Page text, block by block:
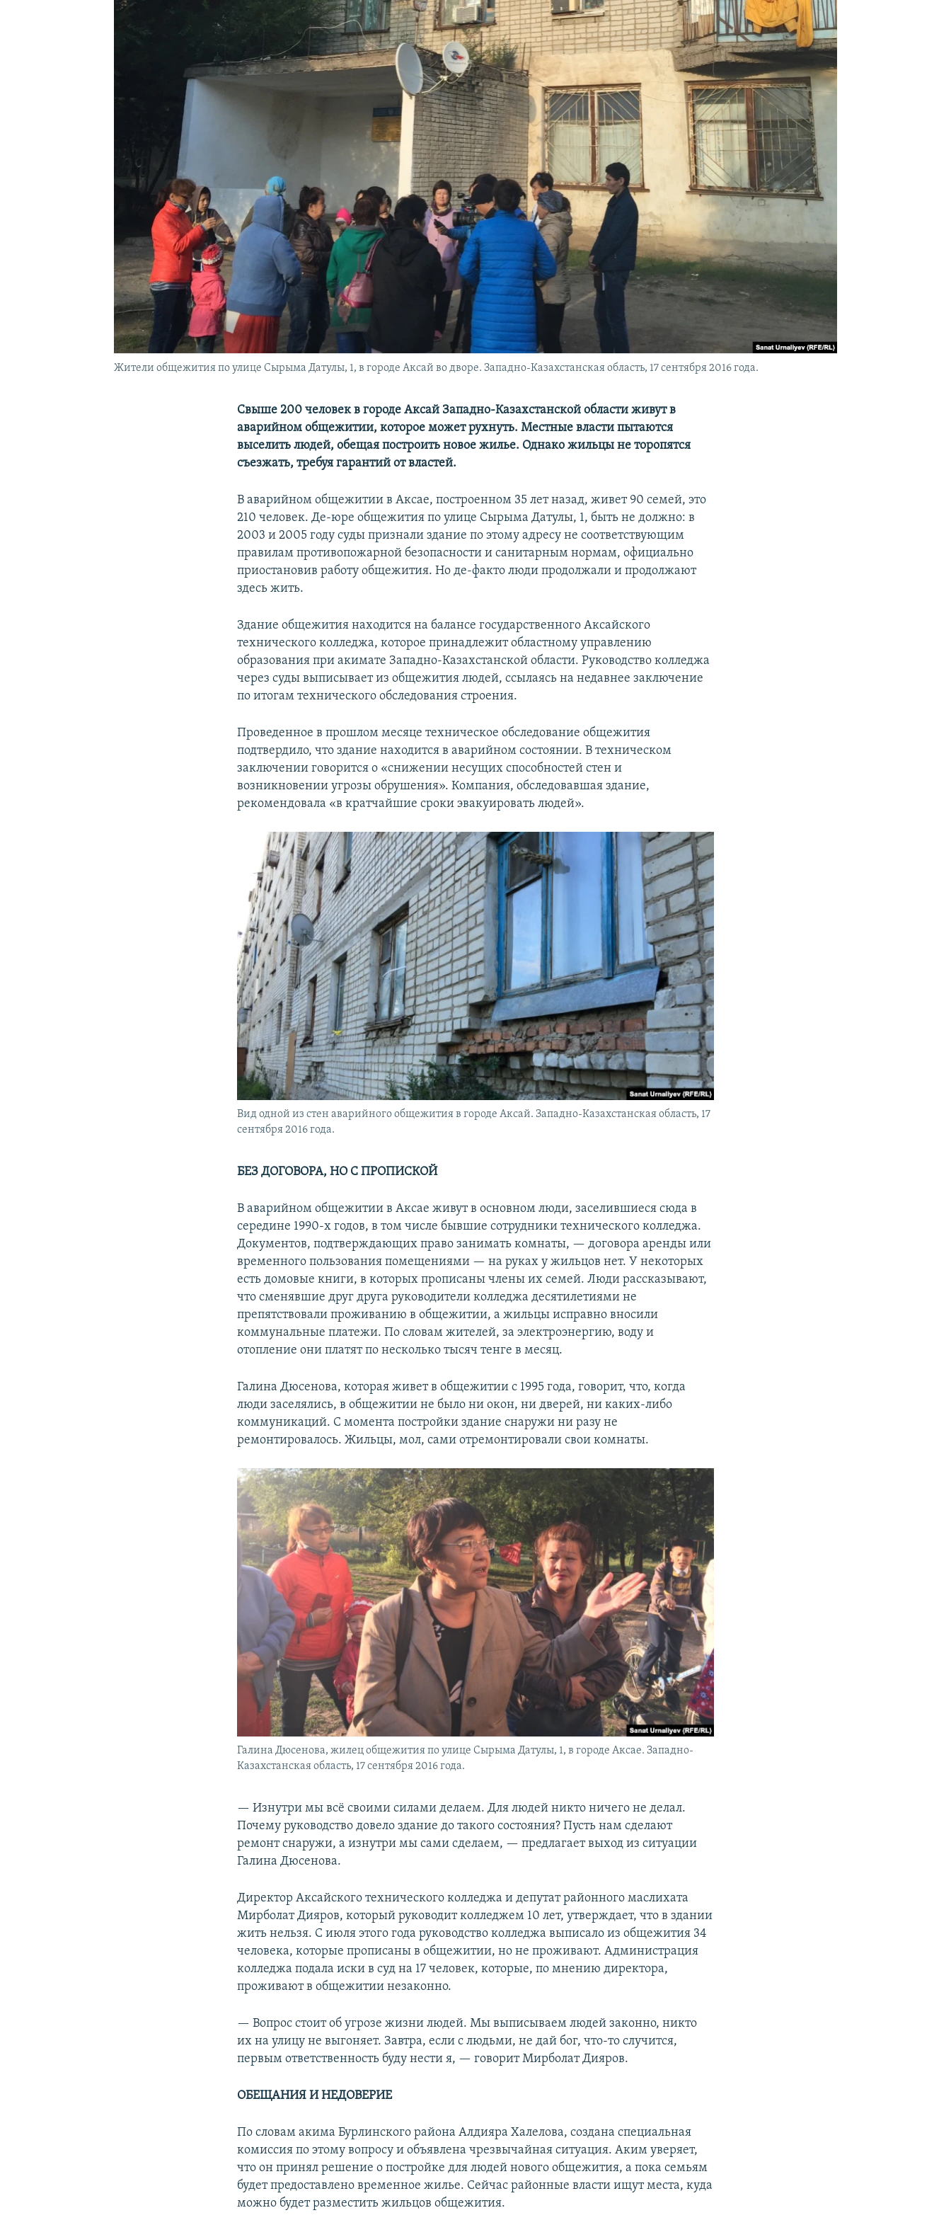
Жители общежития по улице Сырыма Датулы, 1, в городе Аксай во дворе. Западно-Казахстанская область, 17 сентября 2016 года.
Свыше 200 человек в городе Аксай Западно-Казахстанской области живут в
аварийном общежитии, которое может рухнуть. Местные власти пытаются
выселить людей, обещая построить новое жилье. Однако жильцы не торопятся
съезжать, требуя гарантий от властей.
В аварийном общежитии в Аксае, построенном 35 лет назад, живет 90 семей, это
210 человек. Де-юре общежития по улице Сырыма Датулы, 1, быть не должно: в
2003 и 2005 году суды признали здание по этому адресу не соответствующим
правилам противопожарной безопасности и санитарным нормам, официально
приостановив работу общежития. Но де-факто люди продолжали и продолжают
здесь жить.
Здание общежития находится на балансе государственного Аксайского
технического колледжа, которое принадлежит областному управлению
образования при акимате Западно-Казахстанской области. Руководство колледжа
через суды выписывает из общежития людей, ссылаясь на недавнее заключение
по итогам технического обследования строения.
Проведенное в прошлом месяце техническое обследование общежития
подтвердило, что здание находится в аварийном состоянии. В техническом
заключении говорится о «снижении несущих способностей стен и
возникновении угрозы обрушения». Компания, обследовавшая здание,
рекомендовала «в кратчайшие сроки эвакуировать людей».
Вид одной из стен аварийного общежития в городе Аксай. Западно-Казахстанская область, 17
сентября 2016 года.
БЕЗ ДОГОВОРА, НО С ПРОПИСКОЙ
В аварийном общежитии в Аксае живут в основном люди, заселившиеся сюда в
середине 1990-х годов, в том числе бывшие сотрудники технического колледжа.
Документов, подтверждающих право занимать комнаты, — договора аренды или
временного пользования помещениями — на руках у жильцов нет. У некоторых
есть домовые книги, в которых прописаны члены их семей. Люди рассказывают,
что сменявшие друг друга руководители колледжа десятилетиями не
препятствовали проживанию в общежитии, а жильцы исправно вносили
коммунальные платежи. По словам жителей, за электроэнергию, воду и
отопление они платят по несколько тысяч тенге в месяц.
Галина Дюсенова, которая живет в общежитии с 1995 года, говорит, что, когда
люди заселялись, в общежитии не было ни окон, ни дверей, ни каких-либо
коммуникаций. С момента постройки здание снаружи ни разу не
ремонтировалось. Жильцы, мол, сами отремонтировали свои комнаты.
Галина Дюсенова, жилец общежития по улице Сырыма Датулы, 1, в городе Аксае. Западно-
Казахстанская область, 17 сентября 2016 года.
— Изнутри мы всё своими силами делаем. Для людей никто ничего не делал.
Почему руководство довело здание до такого состояния? Пусть нам сделают
ремонт снаружи, а изнутри мы сами сделаем, — предлагает выход из ситуации
Галина Дюсенова.
Директор Аксайского технического колледжа и депутат районного маслихата
Мирболат Дияров, который руководит колледжем 10 лет, утверждает, что в здании
жить нельзя. С июля этого года руководство колледжа выписало из общежития 34
человека, которые прописаны в общежитии, но не проживают. Администрация
колледжа подала иски в суд на 17 человек, которые, по мнению директора,
проживают в общежитии незаконно.
— Вопрос стоит об угрозе жизни людей. Мы выписываем людей законно, никто
их на улицу не выгоняет. Завтра, если с людьми, не дай бог, что-то случится,
первым ответственность буду нести я, — говорит Мирболат Дияров.
ОБЕЩАНИЯ И НЕДОВЕРИЕ
По словам акима Бурлинского района Алдияра Халелова, создана специальная
комиссия по этому вопросу и объявлена чрезвычайная ситуация. Аким уверяет,
что он принял решение о постройке для людей нового общежития, а пока семьям
будет предоставлено временное жилье. Сейчас районные власти ищут места, куда
можно будет разместить жильцов общежития.